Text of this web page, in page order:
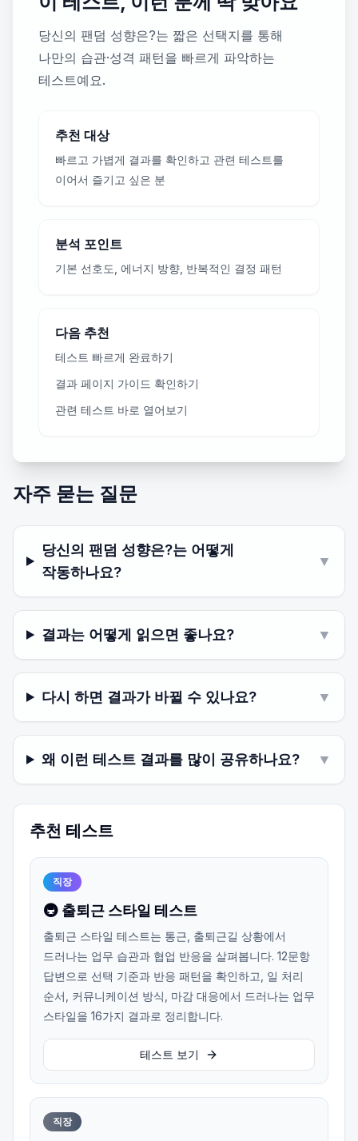
당신의 팬덤 성향은?는 짧은 선택지를 통해
나만의 습관·성격 패턴을 빠르게 파악하는
테스트예요.
추천 대상
빠르고 가볍게 결과를 확인하고 관련 테스트를
이어서 즐기고 싶은 분
분석 포인트
기본 선호도, 에너지 방향, 반복적인 결정 패턴
다음 추천
테스트 빠르게 완료하기
결과 페이지 가이드 확인하기
관련 테스트 바로 열어보기
자주 묻는 질문
당신의 팬덤 성향은?는 어떻게
작동하나요?
▼
결과는 어떻게 읽으면 좋나요? ▼
다시 하면 결과가 바뀔 수 있나요? ▼
왜 이런 테스트 결과를 많이 공유하나요? ▼
추천 테스트
직장
🚇 출퇴근 스타일 테스트
출퇴근 스타일 테스트는 통근, 출퇴근길 상황에서
드러나는 업무 습관과 협업 반응을 살펴봅니다. 12문항
답변으로 선택 기준과 반응 패턴을 확인하고, 일 처리
순서, 커뮤니케이션 방식, 마감 대응에서 드러나는 업무
스타일을 16가지 결과로 정리합니다.
테스트 보기
직장